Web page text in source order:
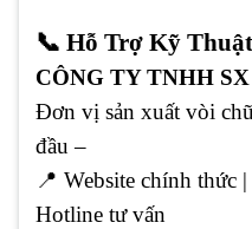
📞 Hỗ Trợ Kỹ
CÔNG TY TNHH
Đơn vị sản xuất vòi
đầu –
📍 Website chính thức |
Hotline tư vấn